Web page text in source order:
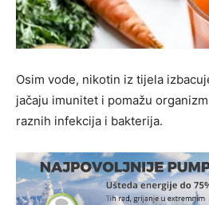
Osim vode, nikotin iz tijela
jačaju imunitet i pomažu
raznih infekcija i bakterija.